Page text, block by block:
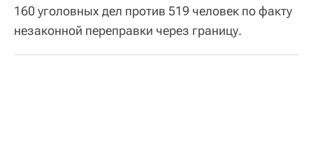
160 уголовных дел против 519 человек по факту
незаконной переправки через границу.